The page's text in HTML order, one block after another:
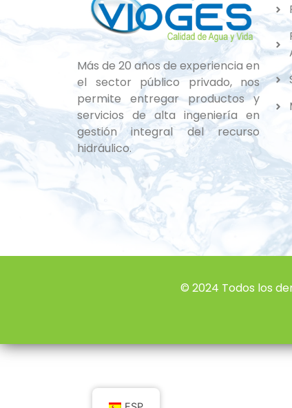
Más de 20 años de experiencia en
el sector público privado, nos
permite entregar productos y
servicios de alta ingeniería en
gestión integral del recurso
hidráulico.
© 2024 Todos los